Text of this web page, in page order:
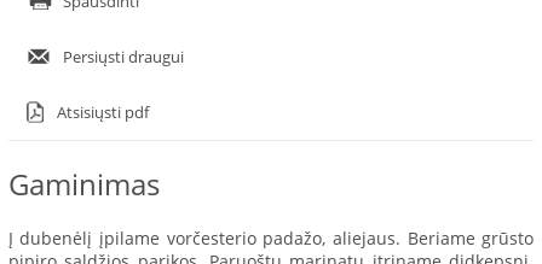
Persiųsti draugui
Atsisiųsti pdf
Gaminimas
Į dubenėlį įpilame vorčesterio padažo, aliejaus. Beriame grūsto